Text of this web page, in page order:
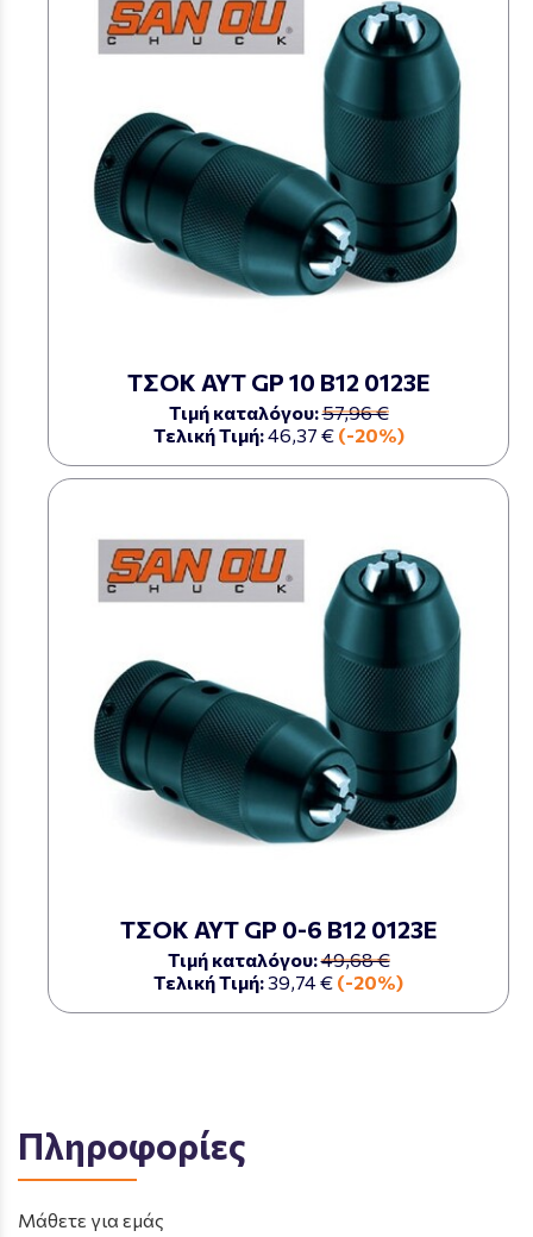
ΤΣΟΚ ΑΥΤ GP 10 Β12 0123Ε
Τιμή καταλόγου:57,96 €
Τελική Τιμή:46,37 € (-20%)
ΤΣΟΚ ΑΥΤ GP 0-6 Β12 0123Ε
Τιμή καταλόγου:49,68 €
Τελική Τιμή:39,74 € (-20%)
Πληροφορίες
Μάθετε για εμάς